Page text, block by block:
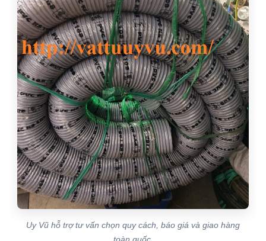
Uy Vũ hỗ trợ tư vấn chọn quy cách, báo giá và giao hàng
toàn quốc.